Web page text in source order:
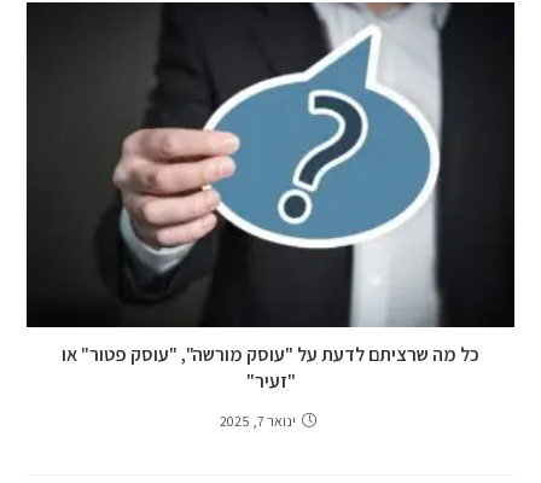
כל מה שרציתם לדעת על "עוסק מורשה", "עוסק פטור" או
"זעיר"
ינואר 7, 2025